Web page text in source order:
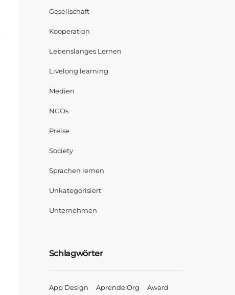
Gesellschaft
Kooperation
Lebenslanges Lernen
Livelong learning
Medien
NGOs
Preise
Society
Sprachen lernen
Unkategorisiert
Unternehmen
Schlagwörter
App Design Aprende.org Award